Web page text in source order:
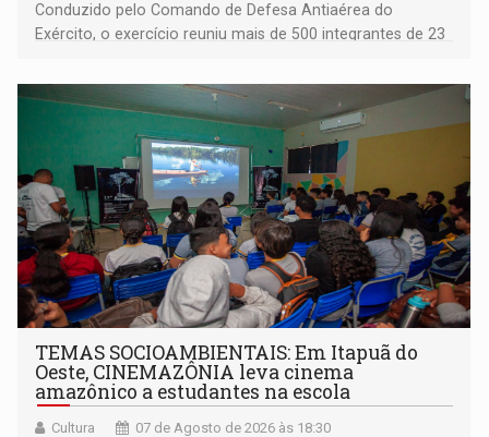
Conduzido pelo Comando de Defesa Antiaérea do
Exército, o exercício reuniu mais de 500 integrantes de 23
TEMAS SOCIOAMBIENTAIS: Em Itapuã do
Oeste, CINEMAZÔNIA leva cinema
amazônico a estudantes na escola
Cultura 07 de Agosto de 2026 às 18:30